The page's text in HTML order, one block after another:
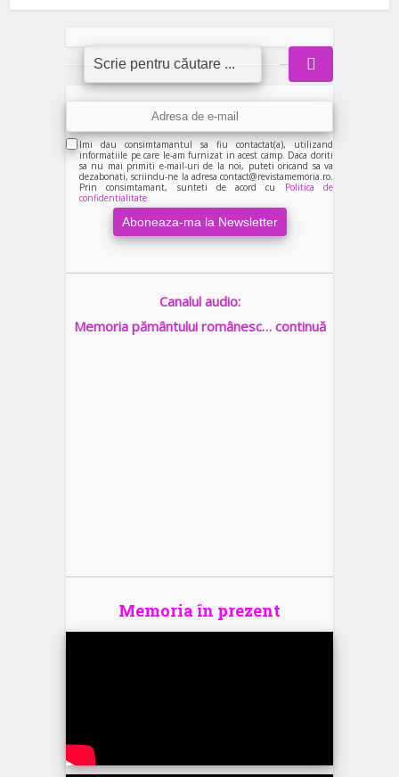
Imi dau consimtamantul sa fiu contactat(a), utilizand
informatiile pe care le-am furnizat in acest camp. Daca doriti
sa nu mai primiti e-mail-uri de la noi, puteti oricand sa va
dezabonati, scriindu-ne la adresa contact@revistamemoria.ro.
Prin consimtamant, sunteti de acord cu Politica de
confidentialitate.
Canalul audio:
Memoria pământului românesc… continuă
Memoria în prezent